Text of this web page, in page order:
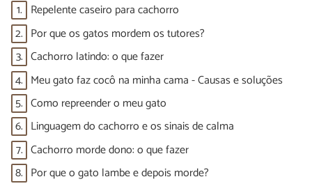
1. Repelente caseiro para cachorro
2. Por que os gatos mordem os tutores?
3. Cachorro latindo: o que fazer
4. Meu gato faz cocô na minha cama - Causas e soluções
5. Como repreender o meu gato
6. Linguagem do cachorro e os sinais de calma
7. Cachorro morde dono: o que fazer
8. Por que o gato lambe e depois morde?